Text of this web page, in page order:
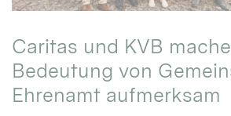
Caritas und KVB
Bedeutung von
Ehrenamt aufmerksam